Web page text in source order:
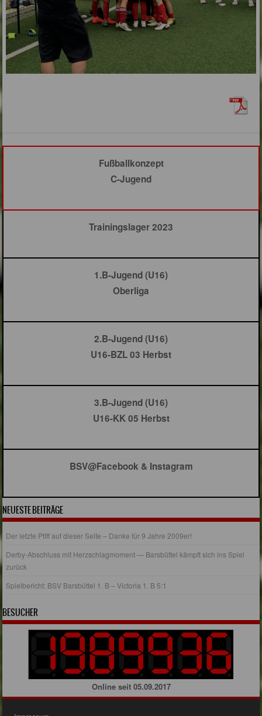
Fußballkonzept
C-Jugend
Trainingslager 2023
1.B-Jugend (U16)
Oberliga
2.B-Jugend (U16)
U16-BZL 03 Herbst
3.B-Jugend (U16)
U16-KK 05 Herbst
BSV@Facebook & Instagram
NEUESTE BEITRÄGE
Der letzte Pfiff auf dieser Seite – Danke für 9 Jahre 2009er!
Derby-Abschluss mit Herzschlagmoment — Barsbüttel kämpft sich ins Spiel
zurück
Spielbericht: BSV Barsbüttel 1. B – Victoria 1. B 5:1
BESUCHER
Online seit 05.09.2017